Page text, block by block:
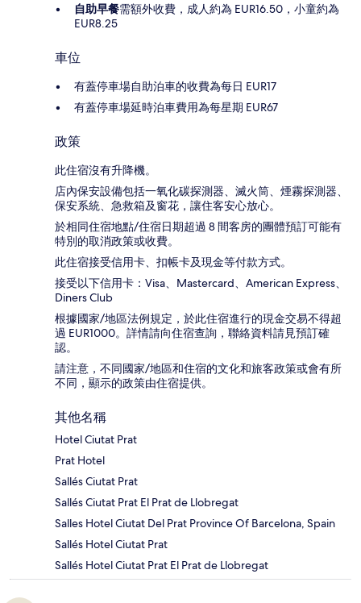
自助早餐需額外收費，成人約為 EUR16.50，小童約為
EUR8.25
車位
有蓋停車場自助泊車的收費為每日 EUR17
有蓋停車場延時泊車費用為每星期 EUR67
政策
此住宿沒有升降機。
店內保安設備包括一氧化碳探測器、滅火筒、煙霧探測器、
保安系統、急救箱及窗花，讓住客安心放心。
於相同住宿地點/住宿日期超過 8 間客房的團體預訂可能有
特別的取消政策或收費。
此住宿接受信用卡、扣帳卡及現金等付款方式。
接受以下信用卡：Visa、Mastercard、American Express、
Diners Club
根據國家/地區法例規定，於此住宿進行的現金交易不得超
過 EUR1000。詳情請向住宿查詢，聯絡資料請見預訂確
認。
請注意，不同國家/地區和住宿的文化和旅客政策或會有所
不同，顯示的政策由住宿提供。
其他名稱
Hotel Ciutat Prat
Prat Hotel
Sallés Ciutat Prat
Sallés Ciutat Prat El Prat de Llobregat
Salles Hotel Ciutat Del Prat Province Of Barcelona, Spain
Sallés Hotel Ciutat Prat
Sallés Hotel Ciutat Prat El Prat de Llobregat